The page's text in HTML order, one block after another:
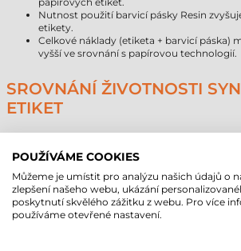
Nutnost použití barvicí pásky Resin
etikety.
Celkové náklady (etiketa + barvicí páska)
vyšší ve srovnání s papírovou technologií.
SROVNÁNÍ ŽIVOTNOSTI
ETIKET
Papír
1–3 roky
Syntetické (odolné)
5–10 let
DOPORUČENÉ A
POUŽÍVÁME COOKIES
Můžeme je umístit pro analýzu našich údajů o
zlepšení našeho webu, ukázání
poskytnutí skvělého zážitku z webu. Pro více
používáme otevřené nastavení.